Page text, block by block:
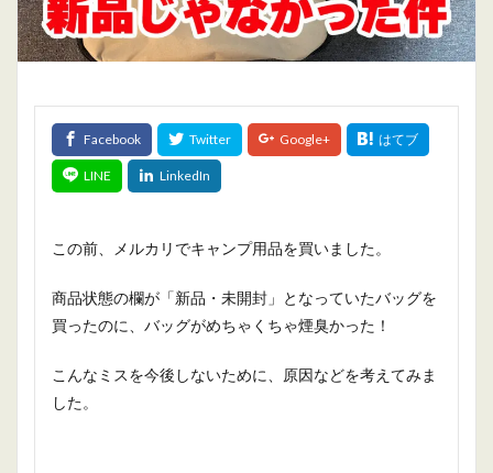
この前、メルカリでキャンプ用品を買いました。
商品状態の欄が「新品・未開封」となっていたバッグを
買ったのに、バッグがめちゃくちゃ煙臭かった！
こんなミスを今後しないために、原因などを考えてみま
した。